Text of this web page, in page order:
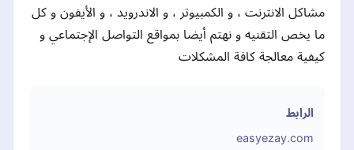
مشاكل الانترنت ، و الكمبيوتر ، و الاندرويد ، و الأيفون و كل
ما يخص التقنيه و نهتم أيضا بمواقع التواصل الإجتماعي و
كيفية معالجة كافة المشكلات
الرابط
easyezay.com